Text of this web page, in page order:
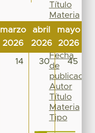
marzo
2026
abril
2026
mayo
2026
14 30 45
Título
Materia
Tipo
colección
Fecha
de
publicación
Autor
Título
Materia
Tipo